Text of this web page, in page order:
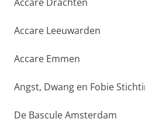
Accare Leeuwarden
Accare Emmen
Angst, Dwang en Fobie
De Bascule Amsterdam